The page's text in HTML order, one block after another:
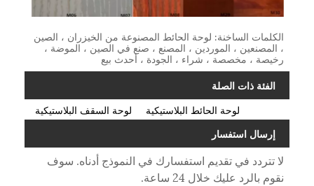
الكلمات الساخنة: لوحة الحائط المصنوعة من الخيزران ، الصين
، المصنعين ، الموردين ، المصنع ، صنع في الصين ، الموضة ،
رخيصة ، مخصصة ، شراء ، الجودة ، أحدث بيع
الفئة ذات الصلة
لوحة السقف البلاستيكية
لوحة الحائط البلاستيكية
إرسال استفسار
لا تتردد في تقديم استفسارك في النموذج أدناه. سوف
نقوم بالرد عليك خلال 24 ساعة.